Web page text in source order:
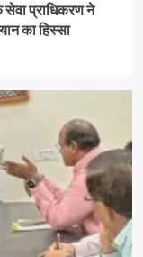
सेवा प्राधिकरण ने
का हिस्सा